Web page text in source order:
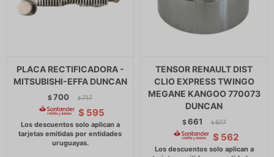
PLACA RECTIFICADORA -
MITSUBISHI-EFFA DUNCAN
$700 $ 717
$ 595
TENSOR RENAULT DIST
CLIO EXPRESS TWINGO
MEGANE KANGOO 770073
DUNCAN
$661 $ 677
$ 562